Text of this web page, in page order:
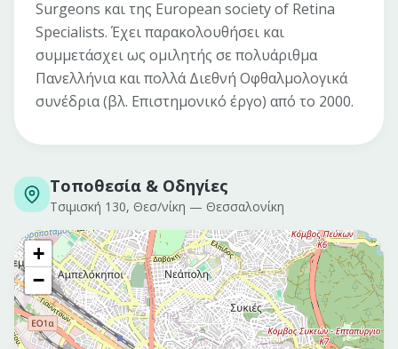
Surgeons και της European society of Retina
Specialists. Έχει παρακολουθήσει και
συμμετάσχει ως ομιλητής σε πολυάριθμα
Πανελλήνια και πολλά Διεθνή Οφθαλμολογικά
συνέδρια (βλ. Επιστημονικό έργο) από το 2000.
Τοποθεσία & Οδηγίες
Τσιμισκή 130, Θεσ/νίκη — Θεσσαλονίκη
+
−